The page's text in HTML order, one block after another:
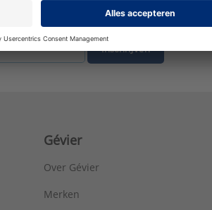
productnieuws, acties en andere interessante
Inschrijven
Gévier
Over Gévier
Merken